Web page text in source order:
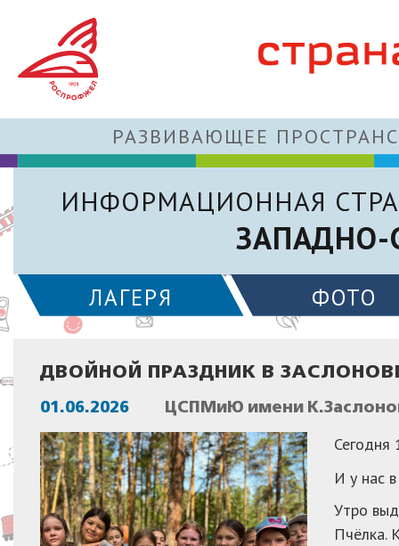
РАЗВИВАЮЩЕЕ
ИНФОРМАЦИОННАЯ
ЛАГЕРЯ ФОТО
ДВОЙНОЙ ПРАЗДНИК В
01.06.2026 ЦСПМиЮ имени
И у нас
Утро
Пчёлка.